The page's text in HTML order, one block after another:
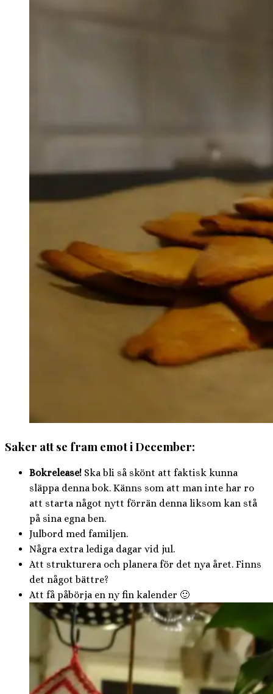
Saker att se fram emot i December:
Bokrelease! Ska bli så skönt att faktisk kunna
släppa denna bok. Känns som att man inte har ro
att starta något nytt förrän denna liksom kan stå
på sina egna ben.
Julbord med familjen.
Några extra lediga dagar vid jul.
Att strukturera och planera för det nya året. Finns
det något bättre?
Att få påbörja en ny fin kalender 🙂